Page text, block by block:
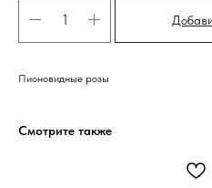
Пионовидные розы
Смотрите также